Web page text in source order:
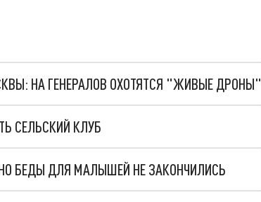
НА ГЕНЕРАЛОВ ОХОТЯТСЯ "ЖИВЫЕ ДРОНЫ"
СЕЛЬСКИЙ КЛУБ
БЕДЫ ДЛЯ МАЛЫШЕЙ НЕ ЗАКОНЧИЛИСЬ